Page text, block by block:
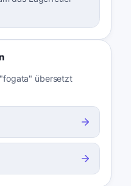
übersetzt